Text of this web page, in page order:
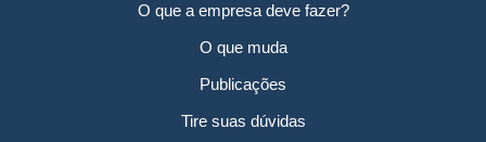
O que a empresa deve fazer?
O que muda
Publicações
Tire suas dúvidas